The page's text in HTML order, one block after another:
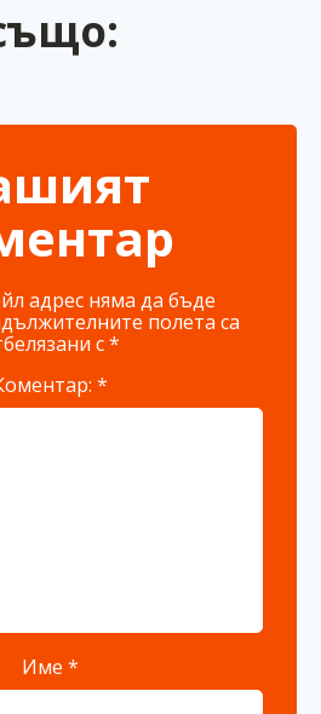
адрес няма да бъде
полета са
с*
*
Име *